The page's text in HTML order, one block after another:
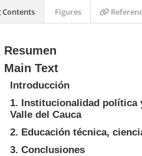
Resumen
Main Text
Introducción
1. Institucionalidad política
Valle del Cauca
2. Educación técnica,
3. Conclusiones
Contents Figures